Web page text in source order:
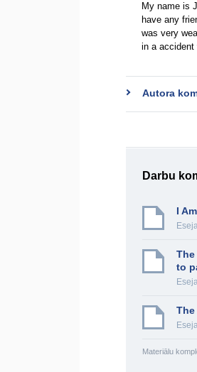
My name is
have any
was very
in a
Autora
Darbu
I
to
The
Materiālu